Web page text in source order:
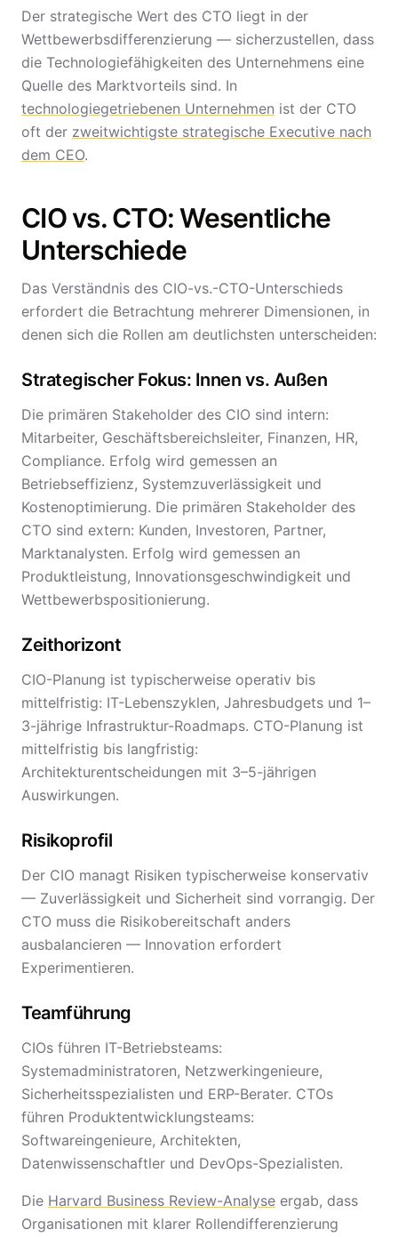
Der strategische Wert des CTO liegt in der
Wettbewerbsdifferenzierung — sicherzustellen, dass
die Technologiefähigkeiten des Unternehmens eine
Quelle des Marktvorteils sind. In
technologiegetriebenen Unternehmen ist der CTO
oft der zweitwichtigste strategische Executive nach
dem CEO.
CIO vs. CTO: Wesentliche
Unterschiede
Das Verständnis des CIO-vs.-CTO-Unterschieds
erfordert die Betrachtung mehrerer Dimensionen, in
denen sich die Rollen am deutlichsten unterscheiden:
Strategischer Fokus: Innen vs. Außen
Die primären Stakeholder des CIO sind intern:
Mitarbeiter, Geschäftsbereichsleiter, Finanzen, HR,
Compliance. Erfolg wird gemessen an
Betriebseffizienz, Systemzuverlässigkeit und
Kostenoptimierung. Die primären Stakeholder des
CTO sind extern: Kunden, Investoren, Partner,
Marktanalysten. Erfolg wird gemessen an
Produktleistung, Innovationsgeschwindigkeit und
Wettbewerbspositionierung.
Zeithorizont
CIO-Planung ist typischerweise operativ bis
mittelfristig: IT-Lebenszyklen, Jahresbudgets und 1–
3-jährige Infrastruktur-Roadmaps. CTO-Planung ist
mittelfristig bis langfristig:
Architekturentscheidungen mit 3–5-jährigen
Auswirkungen.
Risikoprofil
Der CIO managt Risiken typischerweise konservativ
— Zuverlässigkeit und Sicherheit sind vorrangig. Der
CTO muss die Risikobereitschaft anders
ausbalancieren — Innovation erfordert
Experimentieren.
Teamführung
CIOs führen IT-Betriebsteams:
Systemadministratoren, Netzwerkingenieure,
Sicherheitsspezialisten und ERP-Berater. CTOs
führen Produktentwicklungsteams:
Softwareingenieure, Architekten,
Datenwissenschaftler und DevOps-Spezialisten.
Die Harvard Business Review-Analyse ergab, dass
Organisationen mit klarer Rollendifferenzierung